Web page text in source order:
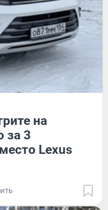
на
за 3
Lexus